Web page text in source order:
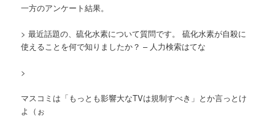
一方のアンケート結果。
> 最近話題の、硫化水素について質問です。 硫化水素が自殺に
使えることを何で知りましたか？ – 人力検索はてな
>
マスコミは「もっとも影響大なTVは規制すべき」とか言っとけ
よ（ぉ